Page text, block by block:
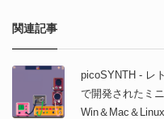
関連記事
picoSYNTH - レ
で開発されたミ
Win＆Mac＆Linux